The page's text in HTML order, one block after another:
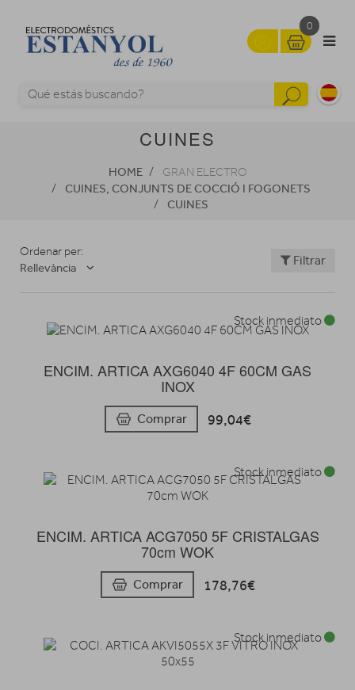
0
CUINES
HOME GRAN ELECTRO
CUINES, CONJUNTS DE COCCIÓ I FOGONETS
CUINES
Ordenar per:
Rellevància
Filtrar
ENCIM. ARTICA AXG6040 4F 60CM GAS
INOX
Comprar 99,04€
Stock inmediato
ENCIM. ARTICA ACG7050 5F CRISTALGAS
70cm WOK
Comprar 178,76€
Stock inmediato
Stock inmediato